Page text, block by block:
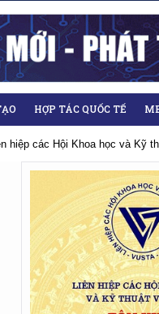
HỢP TÁC QUỐC TẾ
hiệp các Hội Khoa học và Kỹ